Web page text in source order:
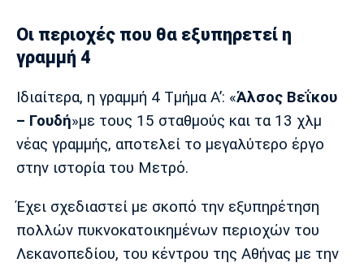
Μπενφίκα
Οι περιοχές που θα εξυπηρετεί η
γραμμή 4
Ιδιαίτερα, η γραμμή 4 Τμήμα Α’: «Άλσος Βεΐκου
– Γουδή»με τους 15 σταθμούς και τα 13 χλμ
νέας γραμμής, αποτελεί το μεγαλύτερο έργο
στην ιστορία του Μετρό.
Έχει σχεδιαστεί με σκοπό την εξυπηρέτηση
πολλών πυκνοκατοικημένων περιοχών του
Λεκανοπεδίου, του κέντρου της Αθήνας με την